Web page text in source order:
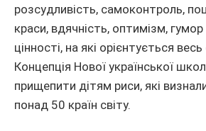
розсудливість, самоконтроль,
краси, вдячність, оптимізм, гумор
цінності, на які орієнтується
Концепція Нової української
прищепити дітям риси, які
понад 50 країн світу.